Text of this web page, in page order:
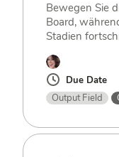
Bewegen Sie
Board,
Stadien
Due Date
Output Field